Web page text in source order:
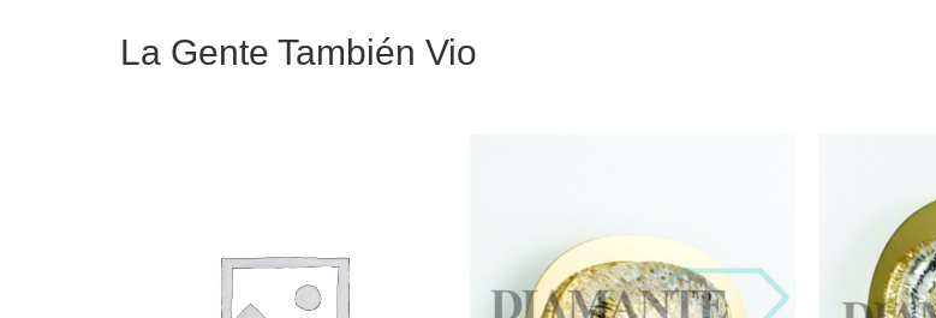
La Gente También Vio